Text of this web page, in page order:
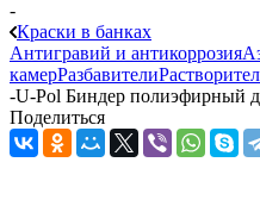
-
Краски в банках
Антигравий и антикоррозия
камерРазбавители
-U-Pol Биндер полиэфирный
Поделиться